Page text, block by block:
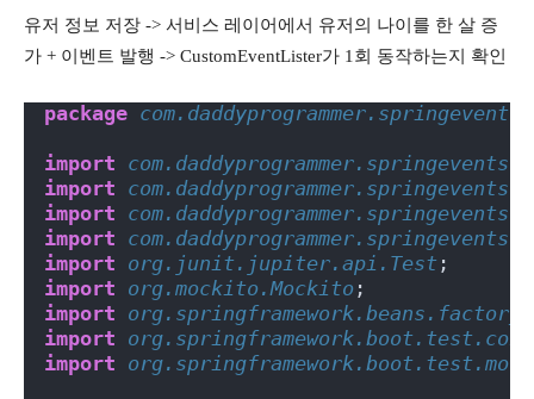
유저 정보 저장 -> 서비스 레이어에서 유저의 나이를 한 살 증
가 + 이벤트 발행 -> CustomEventLister가 1회 동작하는지 확인
package
import
import
import
import
import org.junit.jupiter.api.Test ;
import org.mockito.Mockito ;
import
import
import